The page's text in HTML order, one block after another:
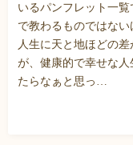
いるパンフレット一
で教わるものではない
人生に天と地ほどの
が、健康的で幸せな
たらなぁと思っ…